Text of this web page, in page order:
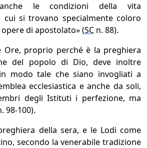
le condizioni della vita
cui si trovano specialmente coloro
di apostolato» (SC n. 88).
Ore, proprio perché è la preghiera
del popolo di Dio, deve inoltre
modo tale che siano invogliati a
ecclesiastica e anche da soli,
degli Istituti i perfezione, ma
98-100).
della sera, e le Lodi come
secondo la venerabile tradizione